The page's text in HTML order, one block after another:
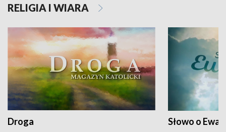
RELIGIA I WIARA
Droga Słowo o